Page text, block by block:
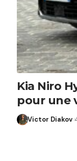
Kia Niro
pour une
Victor Diakov